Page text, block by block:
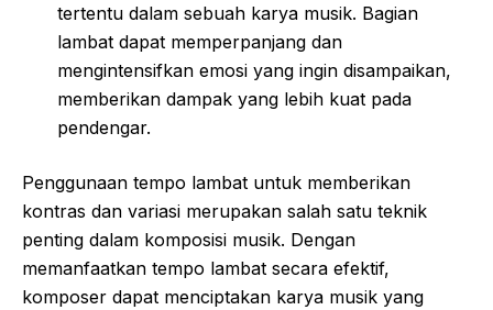
tertentu dalam sebuah karya musik. Bagian
lambat dapat memperpanjang dan
mengintensifkan emosi yang ingin disampaikan,
memberikan dampak yang lebih kuat pada
pendengar.
Penggunaan tempo lambat untuk memberikan
kontras dan variasi merupakan salah satu teknik
penting dalam komposisi musik. Dengan
memanfaatkan tempo lambat secara efektif,
komposer dapat menciptakan karya musik yang